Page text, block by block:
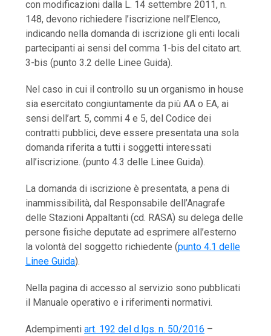
con modificazioni dalla L. 14 settembre 2011, n.
148, devono richiedere l’iscrizione nell’Elenco,
indicando nella domanda di iscrizione gli enti locali
partecipanti ai sensi del comma 1-bis del citato art.
3-bis (punto 3.2 delle Linee Guida).
Nel caso in cui il controllo su un organismo in house
sia esercitato congiuntamente da più AA o EA, ai
sensi dell’art. 5, commi 4 e 5, del Codice dei
contratti pubblici, deve essere presentata una sola
domanda riferita a tutti i soggetti interessati
all’iscrizione. (punto 4.3 delle Linee Guida).
La domanda di iscrizione è presentata, a pena di
inammissibilità, dal Responsabile dell’Anagrafe
delle Stazioni Appaltanti (cd. RASA) su delega delle
persone fisiche deputate ad esprimere all’esterno
la volontà del soggetto richiedente (punto 4.1 delle
Linee Guida).
Nella pagina di accesso al servizio sono pubblicati
il Manuale operativo e i riferimenti normativi.
Adempimentiart. 192 del d.lgs. n. 50/2016 –